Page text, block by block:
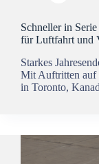
Schneller in
für Luftfahrt und
Starkes
Mit Auftritten auf
in Toronto,